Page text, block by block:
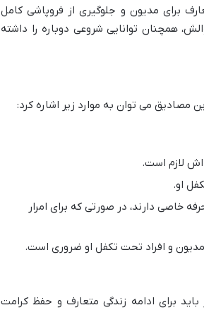
برای مدیون و جلوگیری از فروپاشی کامل
همچنان توانایی شروعی دوباره را داشته
می توان به موارد زیر اشاره کرد:
اش لازم است.
او.
خاصی دارند، در صورتی که برای امرار
و افراد تحت تکفل او ضروری است.
برای ادامه زندگی متعارف و حفظ کرامت